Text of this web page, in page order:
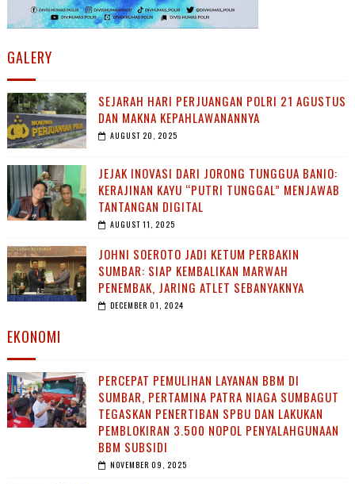
GALERY
SEJARAH HARI PERJUANGAN POLRI 21 AGUSTUS
DAN MAKNA KEPAHLAWANANNYA
AUGUST 20, 2025
JEJAK INOVASI DARI JORONG TUNGGUA BANIO:
KERAJINAN KAYU “PUTRI TUNGGAL” MENJAWAB
TANTANGAN DIGITAL
AUGUST 11, 2025
JOHNI SOEROTO JADI KETUM PERBAKIN
SUMBAR: SIAP KEMBALIKAN MARWAH
PENEMBAK, JARING ATLET SEBANYAKNYA
DECEMBER 01, 2024
EKONOMI
PERCEPAT PEMULIHAN LAYANAN BBM DI
SUMBAR, PERTAMINA PATRA NIAGA SUMBAGUT
TEGASKAN PENERTIBAN SPBU DAN LAKUKAN
PEMBLOKIRAN 3.500 NOPOL PENYALAHGUNAAN
BBM SUBSIDI
NOVEMBER 09, 2025